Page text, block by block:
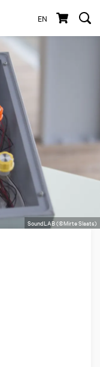
EN
SoundLAB (©Mirte Slaats)